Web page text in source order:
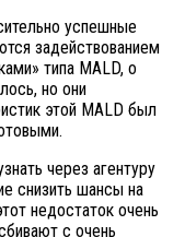
успешные
задействованием
типа MALD, о
но они
этой MALD был
через агентуру
снизить шансы на
недостаток очень
с очень